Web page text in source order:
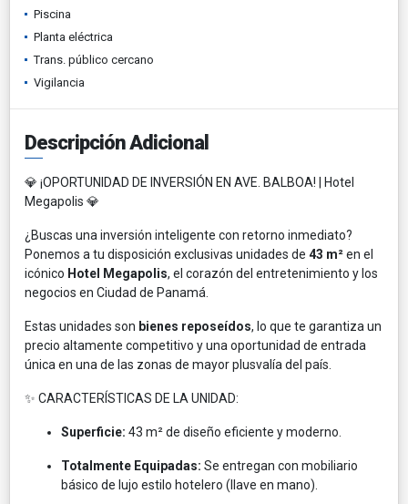
Piscina
Planta eléctrica
Trans. público cercano
Vigilancia
Descripción Adicional
💎 ¡OPORTUNIDAD DE INVERSIÓN EN AVE. BALBOA! | Hotel
Megapolis 💎
¿Buscas una inversión inteligente con retorno inmediato?
Ponemos a tu disposición exclusivas unidades de 43 m²en el
icónico Hotel Megapolis, el corazón del entretenimiento y los
negocios en Ciudad de Panamá.
Estas unidades son bienes reposeídos, lo que te garantiza un
precio altamente competitivo y una oportunidad de entrada
única en una de las zonas de mayor plusvalía del país.
✨ CARACTERÍSTICAS DE LA UNIDAD:
Superficie: 43 m² de diseño eficiente y moderno.
Totalmente Equipadas: Se entregan con mobiliario
básico de lujo estilo hotelero (llave en mano).